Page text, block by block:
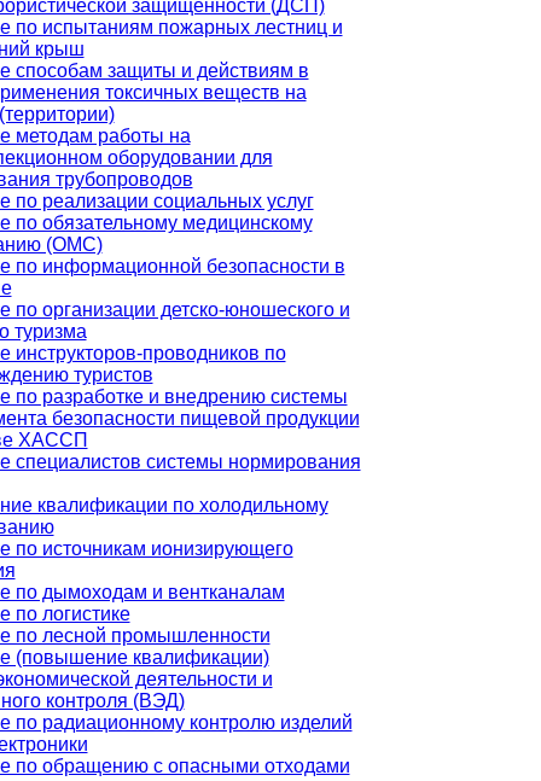
защищенности (ДСП)
по испытаниям пожарных лестниц и
крыш
способам защиты и действиям в
токсичных веществ на
методам работы на
оборудовании для
трубопроводов
по реализации социальных услуг
по обязательному медицинскому
(ОМС)
по информационной безопасности в
по организации детско-юношеского и
туризма
инструкторов-проводников по
туристов
по разработке и внедрению системы
безопасности пищевой продукции
ХАССП
специалистов системы нормирования
квалификации по холодильному
по источникам ионизирующего
по дымоходам и вентканалам
по логистике
по лесной промышленности
(повышение квалификации)
деятельности и
контроля (ВЭД)
по радиационному контролю изделий
по обращению с опасными отходами